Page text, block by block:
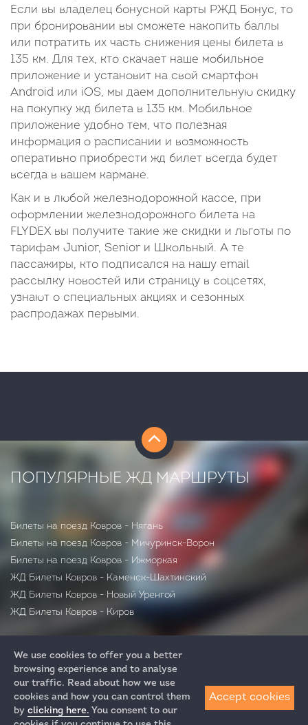
Если вы владелец бонусной карты РЖД Бонус, то
при бронировании вы сможете накопить баллы
или потратить их часть снижения цены билета в
135 км. Для тех, кто скачает наше мобильное
приложение и установит на свой смартфон
Android или iOS, мы даем дополнительную скидку
на покупку жд билета в 135 км. Мобильное
приложение удобно тем, что полезная
информация о расписании и возможность
оперативно приобрести жд билет всегда будет
всегда в вашем кармане.
Как и в любой железнодорожной кассе, при
оформлении железнодорожного билета на
FLYDEX вы получите такие же скидки и льготы по
тарифам Junior, Senior и Школьный. А те
пассажиры, кто подписался на нашу email
рассылку новостей или страницу в соцсетях,
узнают о специальных акциях и сезонных
распродажах первыми.
ПОПУЛЯРНЫЕ ЖД МАРШРУТЫ
Билеты на поезд Ковров - Нягань
Билеты на поезд Ковров - Мичуринск-Ворон
Билеты на поезд Ковров - Ижморкая
ЖД Билеты Ковров - Каменск-Шахтинский
ЖД Билеты Ковров - Новый Уренгой
ЖД Билеты Ковров - Киров
+7 (812) 313-64-52
We use cookies to offer you a better
browsing experience and to analyse
our traffic. Read about how we use
cookies and how you can control them
by clicking here. You consent to our
Accept cookies